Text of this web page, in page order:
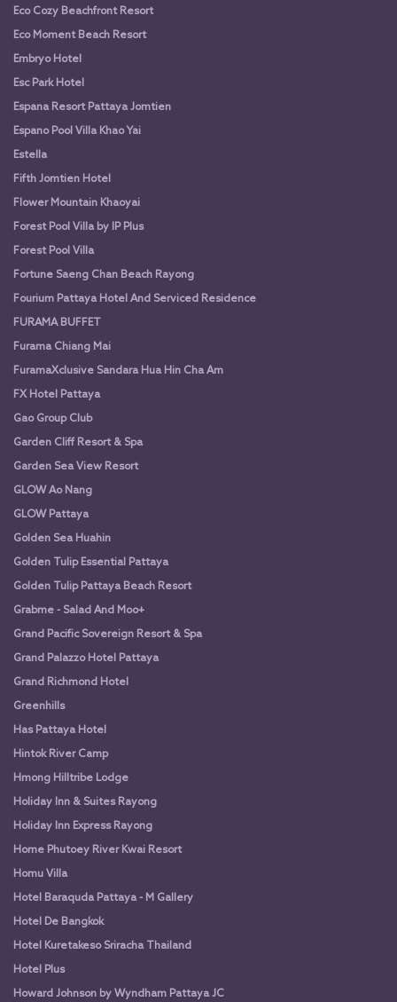
Eco Cozy Beachfront Resort
Eco Moment Beach Resort
Embryo Hotel
Esc Park Hotel
Espana Resort Pattaya Jomtien
Espano Pool Villa Khao Yai
Estella
Fifth Jomtien Hotel
Flower Mountain Khaoyai
Forest Pool Villa by IP Plus
Forest Pool Villa
Fortune Saeng Chan Beach Rayong
Fourium Pattaya Hotel And Serviced Residence
FURAMA BUFFET
Furama Chiang Mai
FuramaXclusive Sandara Hua Hin Cha Am
FX Hotel Pattaya
Gao Group Club
Garden Cliff Resort & Spa
Garden Sea View Resort
GLOW Ao Nang
GLOW Pattaya
Golden Sea Huahin
Golden Tulip Essential Pattaya
Golden Tulip Pattaya Beach Resort
Grabme - Salad And Moo+
Grand Pacific Sovereign Resort & Spa
Grand Palazzo Hotel Pattaya
Grand Richmond Hotel
Greenhills
Has Pattaya Hotel
Hintok River Camp
Hmong Hilltribe Lodge
Holiday Inn & Suites Rayong
Holiday Inn Express Rayong
Home Phutoey River Kwai Resort
Homu Villa
Hotel Baraquda Pattaya - M Gallery
Hotel De Bangkok
Hotel Kuretakeso Sriracha Thailand
Hotel Plus
Howard Johnson by Wyndham Pattaya JC